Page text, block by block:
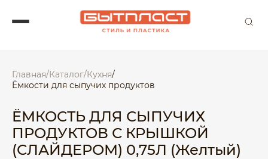
Главная/Каталог/Кухня/
Ёмкости для сыпучих продуктов
ЁМКОСТЬ ДЛЯ СЫПУЧИХ
ПРОДУКТОВ С КРЫШКОЙ
(СЛАЙДЕРОМ) 0,75Л (Желтый)